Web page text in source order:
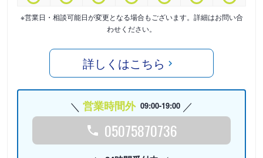
※営業日・相談可能日が変更となる場合もございます。詳細はお問い合
わせください。
詳しくはこちら
営業時間外 09:00-19:00
05075870736